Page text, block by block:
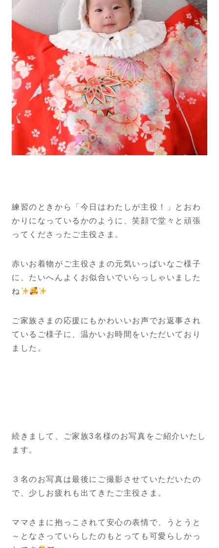
練習のときから「今日はわたしが主役！」とおわ
かりになっているかのように、笑顔で堂々と頑張
ってくださったご主役さま。
赤いお着物がご主役さまの元気いっぱいなご様子
に、たいへんよくお似合いでいらっしゃいました
ね
ご家族さまの応援にもかわいいお声でお返事され
ているご様子に、温かいお時間をいただいており
ました。
続きまして、ご家族3名様のお写真をご紹介いたし
ます。
３名のお写真は最後にご撮影させていただいたの
で、少しお疲れも出てきたご主役さま。
ママさまに抱っこされて安心の表情で、うとうと
～となさっていらしたのもとっても可愛らしかっ